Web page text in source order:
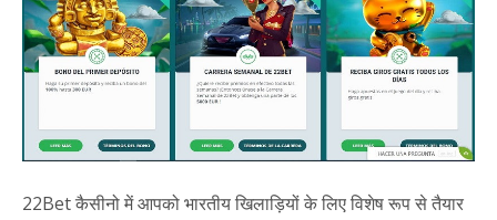
22Bet कैसीनो में आपको भारतीय खिलाड़ियों के लिए विशेष रूप से तैयार